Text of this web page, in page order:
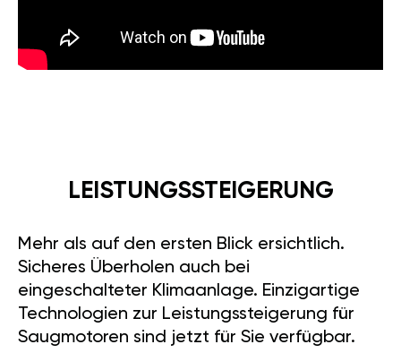
LEISTUNGSSTEIGERUNG
Mehr als auf den ersten Blick ersichtlich.
Sicheres Überholen auch bei
eingeschalteter Klimaanlage. Einzigartige
Technologien zur Leistungssteigerung für
Saugmotoren sind jetzt für Sie verfügbar.